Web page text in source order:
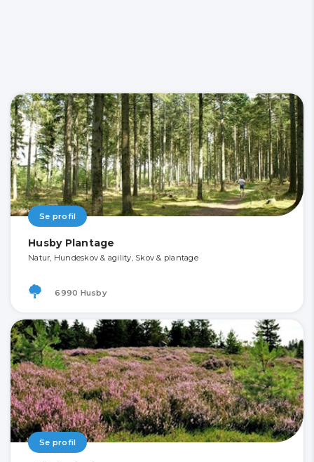
Se profil
Husby Plantage
Natur, Hundeskov & agility, Skov & plantage
6990 Husby
Se profil